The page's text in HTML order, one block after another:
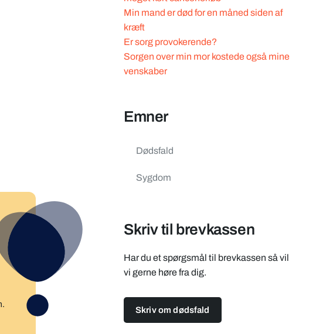
Min mand er død for en måned siden af
kræft
Er sorg provokerende?
Sorgen over min mor kostede også mine
venskaber
Emner
Dødsfald
Sygdom
Skriv til brevkassen
Har du et spørgsmål til brevkassen så vil
vi gerne høre fra dig.
Skriv om dødsfald